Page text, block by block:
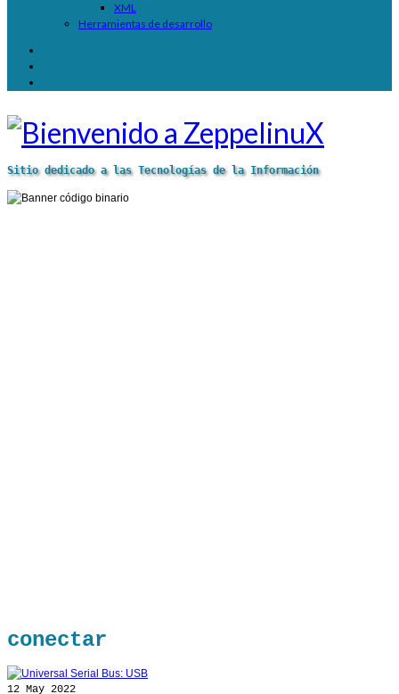
XML
Herramientas de desarrollo
Sitio dedicado a las Tecnologías de la Información
conectar
12 May 2022